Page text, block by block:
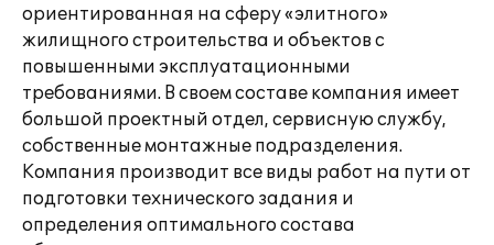
ориентированная на сферу «элитного»
жилищного строительства и объектов с
повышенными эксплуатационными
требованиями. В своем составе компания имеет
большой проектный отдел, сервисную службу,
собственные монтажные подразделения.
Компания производит все виды работ на пути от
подготовки технического задания и
определения оптимального состава